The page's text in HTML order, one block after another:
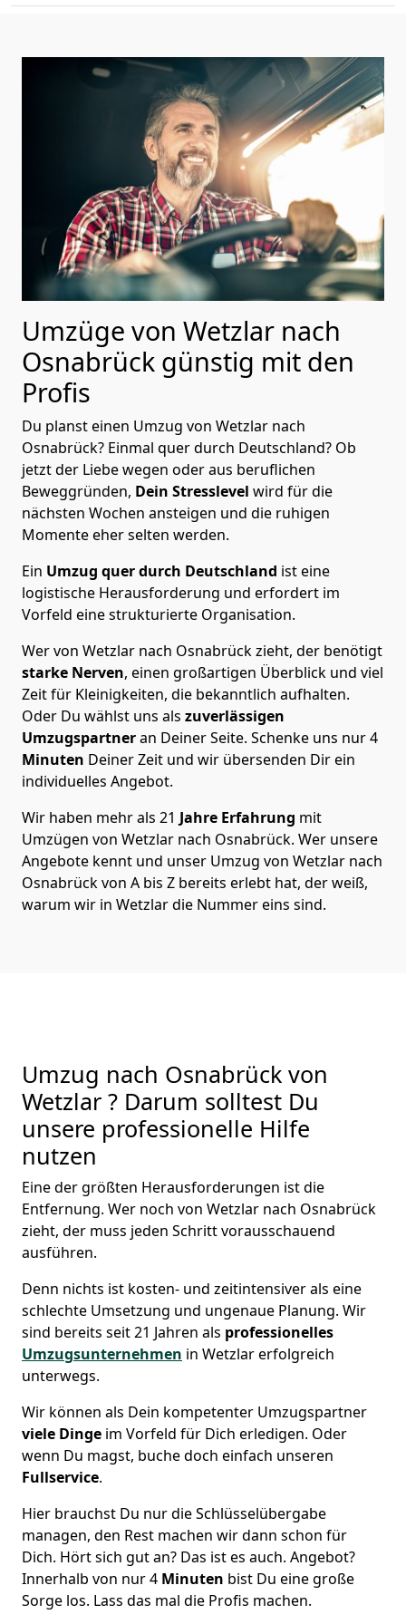
Umzüge von Wetzlar nach
Osnabrück günstig mit den
Profis
Du planst einen Umzug von Wetzlar nach
Osnabrück? Einmal quer durch Deutschland? Ob
jetzt der Liebe wegen oder aus beruflichen
Beweggründen, Dein Stresslevel wird für die
nächsten Wochen ansteigen und die ruhigen
Momente eher selten werden.
Ein Umzug quer durch Deutschland ist eine
logistische Herausforderung und erfordert im
Vorfeld eine strukturierte Organisation.
Wer von Wetzlar nach Osnabrück zieht, der benötigt
starke Nerven, einen großartigen Überblick und viel
Zeit für Kleinigkeiten, die bekanntlich aufhalten.
Oder Du wählst uns als zuverlässigen
Umzugspartneran Deiner Seite. Schenke uns nur4
Minuten Deiner Zeit und wir übersenden Dir ein
individuelles Angebot.
Wir haben mehr als 21 Jahre Erfahrung mit
Umzügen von Wetzlar nach Osnabrück. Wer unsere
Angebote kennt und unser Umzug von Wetzlar nach
Osnabrück von A bis Z bereits erlebt hat, der weiß,
warum wir in Wetzlar die Nummer eins sind.
Umzug nach Osnabrück von
Wetzlar ? Darum solltest Du
unsere professionelle Hilfe
nutzen
Eine der größten Herausforderungen ist die
Entfernung. Wer noch von Wetzlar nach Osnabrück
zieht, der muss jeden Schritt vorausschauend
ausführen.
Denn nichts ist kosten- und zeitintensiver als eine
schlechte Umsetzung und ungenaue Planung. Wir
sind bereits seit 21 Jahren als professionelles
Umzugsunternehmen in Wetzlar erfolgreich
unterwegs.
Wir können als Dein kompetenter Umzugspartner
viele Dinge im Vorfeld für Dich erledigen. Oder
wenn Du magst, buche doch einfach unseren
Fullservice.
Hier brauchst Du nur die Schlüsselübergabe
managen, den Rest machen wir dann schon für
Dich. Hört sich gut an? Das ist es auch. Angebot?
Innerhalb von nur 4 Minuten bist Du eine große
Sorge los. Lass das mal die Profis machen.